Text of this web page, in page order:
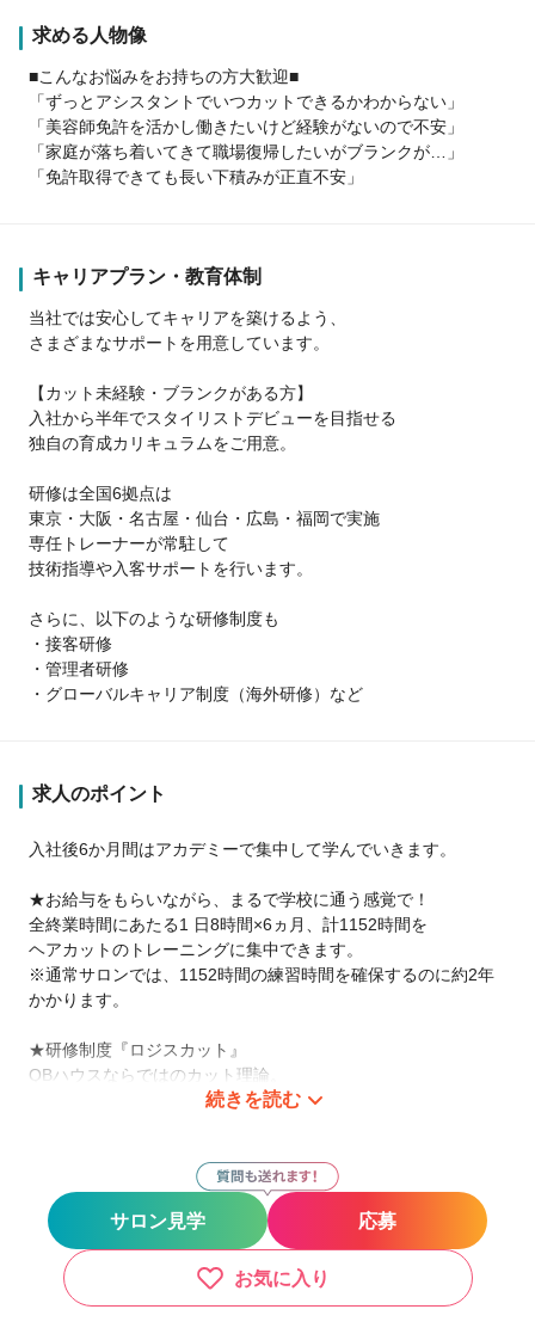
求める人物像
■こんなお悩みをお持ちの方大歓迎■
「ずっとアシスタントでいつカットできるかわからない」
「美容師免許を活かし働きたいけど経験がないので不安」
「家庭が落ち着いてきて職場復帰したいがブランクが…」
「免許取得できても長い下積みが正直不安」
キャリアプラン・教育体制
当社では安心してキャリアを築けるよう、
さまざまなサポートを用意しています。
【カット未経験・ブランクがある方】
入社から半年でスタイリストデビューを目指せる
独自の育成カリキュラムをご用意。
研修は全国6拠点は
東京・大阪・名古屋・仙台・広島・福岡で実施
専任トレーナーが常駐して
技術指導や入客サポートを行います。
さらに、以下のような研修制度も
・接客研修
・管理者研修
・グローバルキャリア制度（海外研修）など
求人のポイント
入社後6か月間はアカデミーで集中して学んでいきます。
★お給与をもらいながら、まるで学校に通う感覚で！
全終業時間にあたる1 日8時間×6ヵ月、計1152時間を
ヘアカットのトレーニングに集中できます。
※通常サロンでは、1152時間の練習時間を確保するのに約2年
かかります。
★研修制度『ロジスカット』
QBハウスならではのカット理論。
6ヵ月で、ヘアカットスタイリストに必要な技術を
★使用するウィッグは平均300体！すべて会社支給！
★もちろん研修費は無料！
▷長期ブランクがある方！
続きを読む
サロン見学 応募
お気に入り